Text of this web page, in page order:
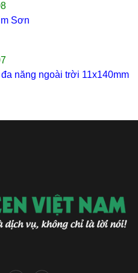
Sơn
năng ngoài trời 11x140mm